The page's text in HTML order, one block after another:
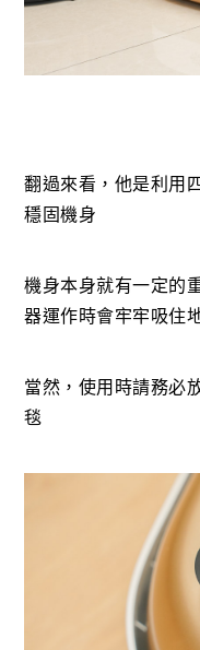
翻過來看，他是利用
穩固機身
機身本身就有一定的
器運作時會牢牢吸住
當然，使用時請務必
毯